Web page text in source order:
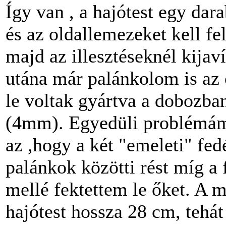
Így van , a hajótest egy
és az oldallemezeket kell
majd az illesztéseknél
utána már palánkolom is
le voltak gyártva a
(4mm). Egyedüli
az ,hogy a két "emeleti"
palánkok közötti rést míg a
mellé fektettem le őket. A
hajótest hossza 28 cm,